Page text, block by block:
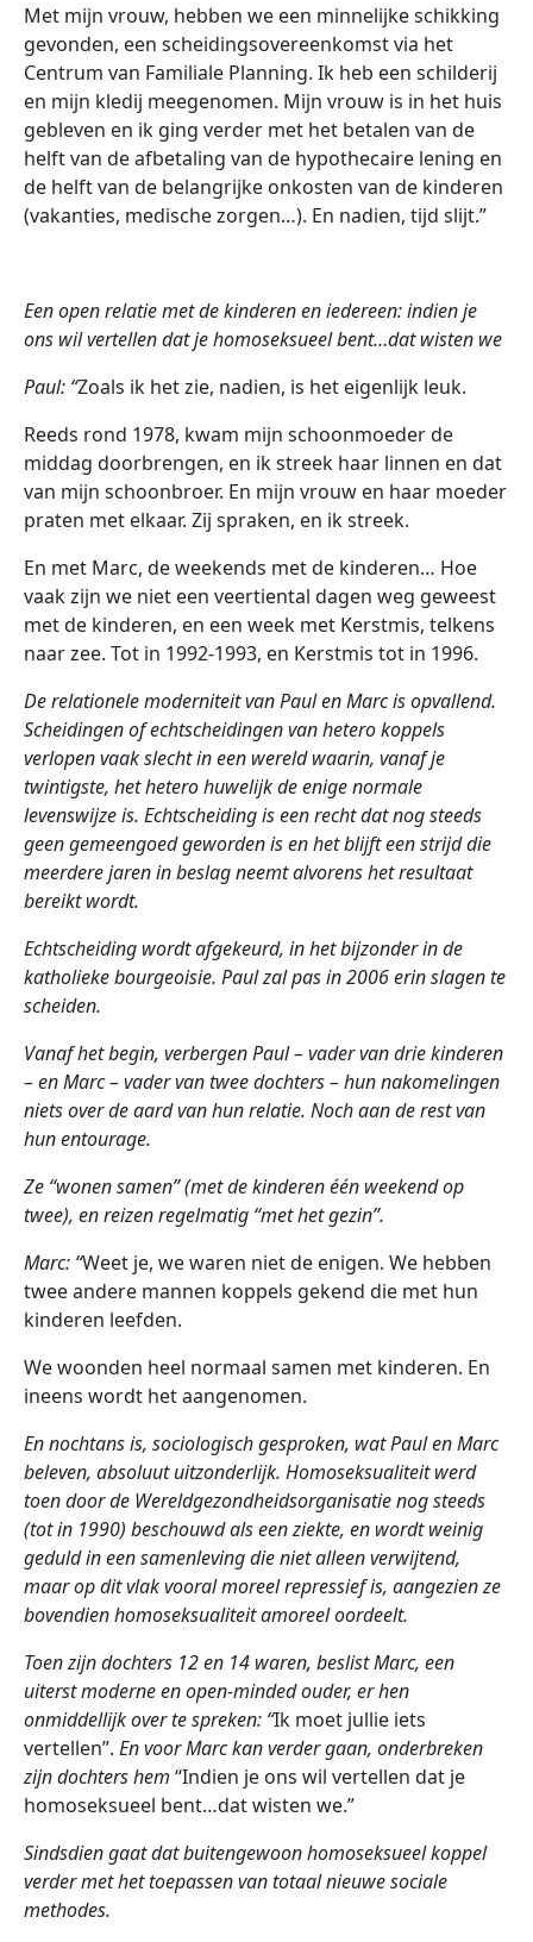
Met mijn vrouw, hebben we een minnelijke schikking
gevonden, een scheidingsovereenkomst via het
Centrum van Familiale Planning. Ik heb een schilderij
en mijn kledij meegenomen. Mijn vrouw is in het huis
gebleven en ik ging verder met het betalen van de
helft van de afbetaling van de hypothecaire lening en
de helft van de belangrijke onkosten van de kinderen
(vakanties, medische zorgen…). En nadien, tijd slijt.”
Een open relatie met de kinderen en iedereen: indien je
ons wil vertellen dat je homoseksueel bent…dat wisten we
Paul: “Zoals ik het zie, nadien, is het eigenlijk leuk.
Reeds rond 1978, kwam mijn schoonmoeder de
middag doorbrengen, en ik streek haar linnen en dat
van mijn schoonbroer. En mijn vrouw en haar moeder
praten met elkaar. Zij spraken, en ik streek.
En met Marc, de weekends met de kinderen… Hoe
vaak zijn we niet een veertiental dagen weg geweest
met de kinderen, en een week met Kerstmis, telkens
naar zee. Tot in 1992-1993, en Kerstmis tot in 1996.
De relationele moderniteit van Paul en Marc is opvallend.
Scheidingen of echtscheidingen van hetero koppels
verlopen vaak slecht in een wereld waarin, vanaf je
twintigste, het hetero huwelijk de enige normale
levenswijze is. Echtscheiding is een recht dat nog steeds
geen gemeengoed geworden is en het blijft een strijd die
meerdere jaren in beslag neemt alvorens het resultaat
bereikt wordt.
Echtscheiding wordt afgekeurd, in het bijzonder in de
katholieke bourgeoisie. Paul zal pas in 2006 erin slagen te
scheiden.
Vanaf het begin, verbergen Paul – vader van drie kinderen
– en Marc – vader van twee dochters – hun nakomelingen
niets over de aard van hun relatie. Noch aan de rest van
hun entourage.
Ze “wonen samen” (met de kinderen één weekend op
twee), en reizen regelmatig “met het gezin”.
Marc: “Weet je, we waren niet de enigen. We hebben
twee andere mannen koppels gekend die met hun
kinderen leefden.
We woonden heel normaal samen met kinderen. En
ineens wordt het aangenomen.
En nochtans is, sociologisch gesproken, wat Paul en Marc
beleven, absoluut uitzonderlijk. Homoseksualiteit werd
toen door de Wereldgezondheidsorganisatie nog steeds
(tot in 1990) beschouwd als een ziekte, en wordt weinig
geduld in een samenleving die niet alleen verwijtend,
maar op dit vlak vooral moreel repressief is, aangezien ze
bovendien homoseksualiteit amoreel oordeelt.
Toen zijn dochters 12 en 14 waren, beslist Marc, een
uiterst moderne en open-minded ouder, er hen
onmiddellijk over te spreken: “Ik moet jullie iets
vertellen”. En voor Marc kan verder gaan, onderbreken
zijn dochters hem “Indien je ons wil vertellen dat je
homoseksueel bent…dat wisten we.”
Sindsdien gaat dat buitengewoon homoseksueel koppel
verder met het toepassen van totaal nieuwe sociale
methodes.